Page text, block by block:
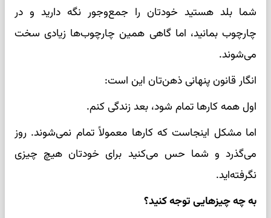
شما بلد هستید خودتان را جمع‌وجور نگه دارید و در
چارچوب بمانید، اما گاهی همین چارچوب‌ها زیادی سخت
می‌شوند.
انگار قانون پنهانی ذهن‌تان این است:
اول همه کارها تمام شود، بعد زندگی کنم.
اما مشکل اینجاست که کارها معمولاً تمام نمی‌شوند. روز
می‌گذرد و شما حس می‌کنید برای خودتان هیچ چیزی
نگرفته‌اید.
به چه چیزهایی توجه کنید؟